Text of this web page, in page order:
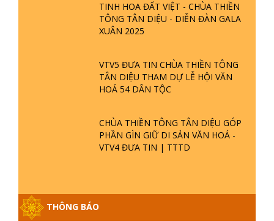
TINH HOA ĐẤT VIỆT - CHÙA THIỀN
TÔNG TÂN DIỆU - DIỄN ĐÀN GALA
XUÂN 2025
VTV5 ĐƯA TIN CHÙA THIỀN TÔNG
TÂN DIỆU THAM DỰ LỄ HỘI VĂN
HOÁ 54 DÂN TỘC
CHÙA THIỀN TÔNG TÂN DIỆU GÓP
PHẦN GÌN GIỮ DI SẢN VĂN HOÁ -
VTV4 ĐƯA TIN | TTTD
THÔNG BÁO
GIẢI ĐÁP ĐẶC BIỆT P25 - SUỐT 49